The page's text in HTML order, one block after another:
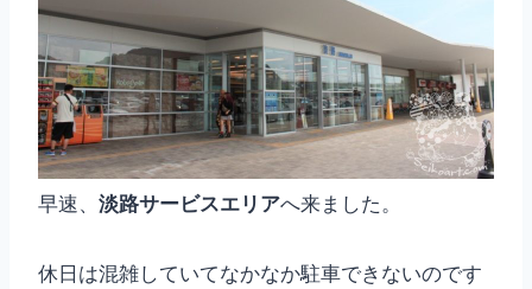
早速、 淡路サービスエリアへ来ました。
休日は混雑していてなかなか駐車できないのです